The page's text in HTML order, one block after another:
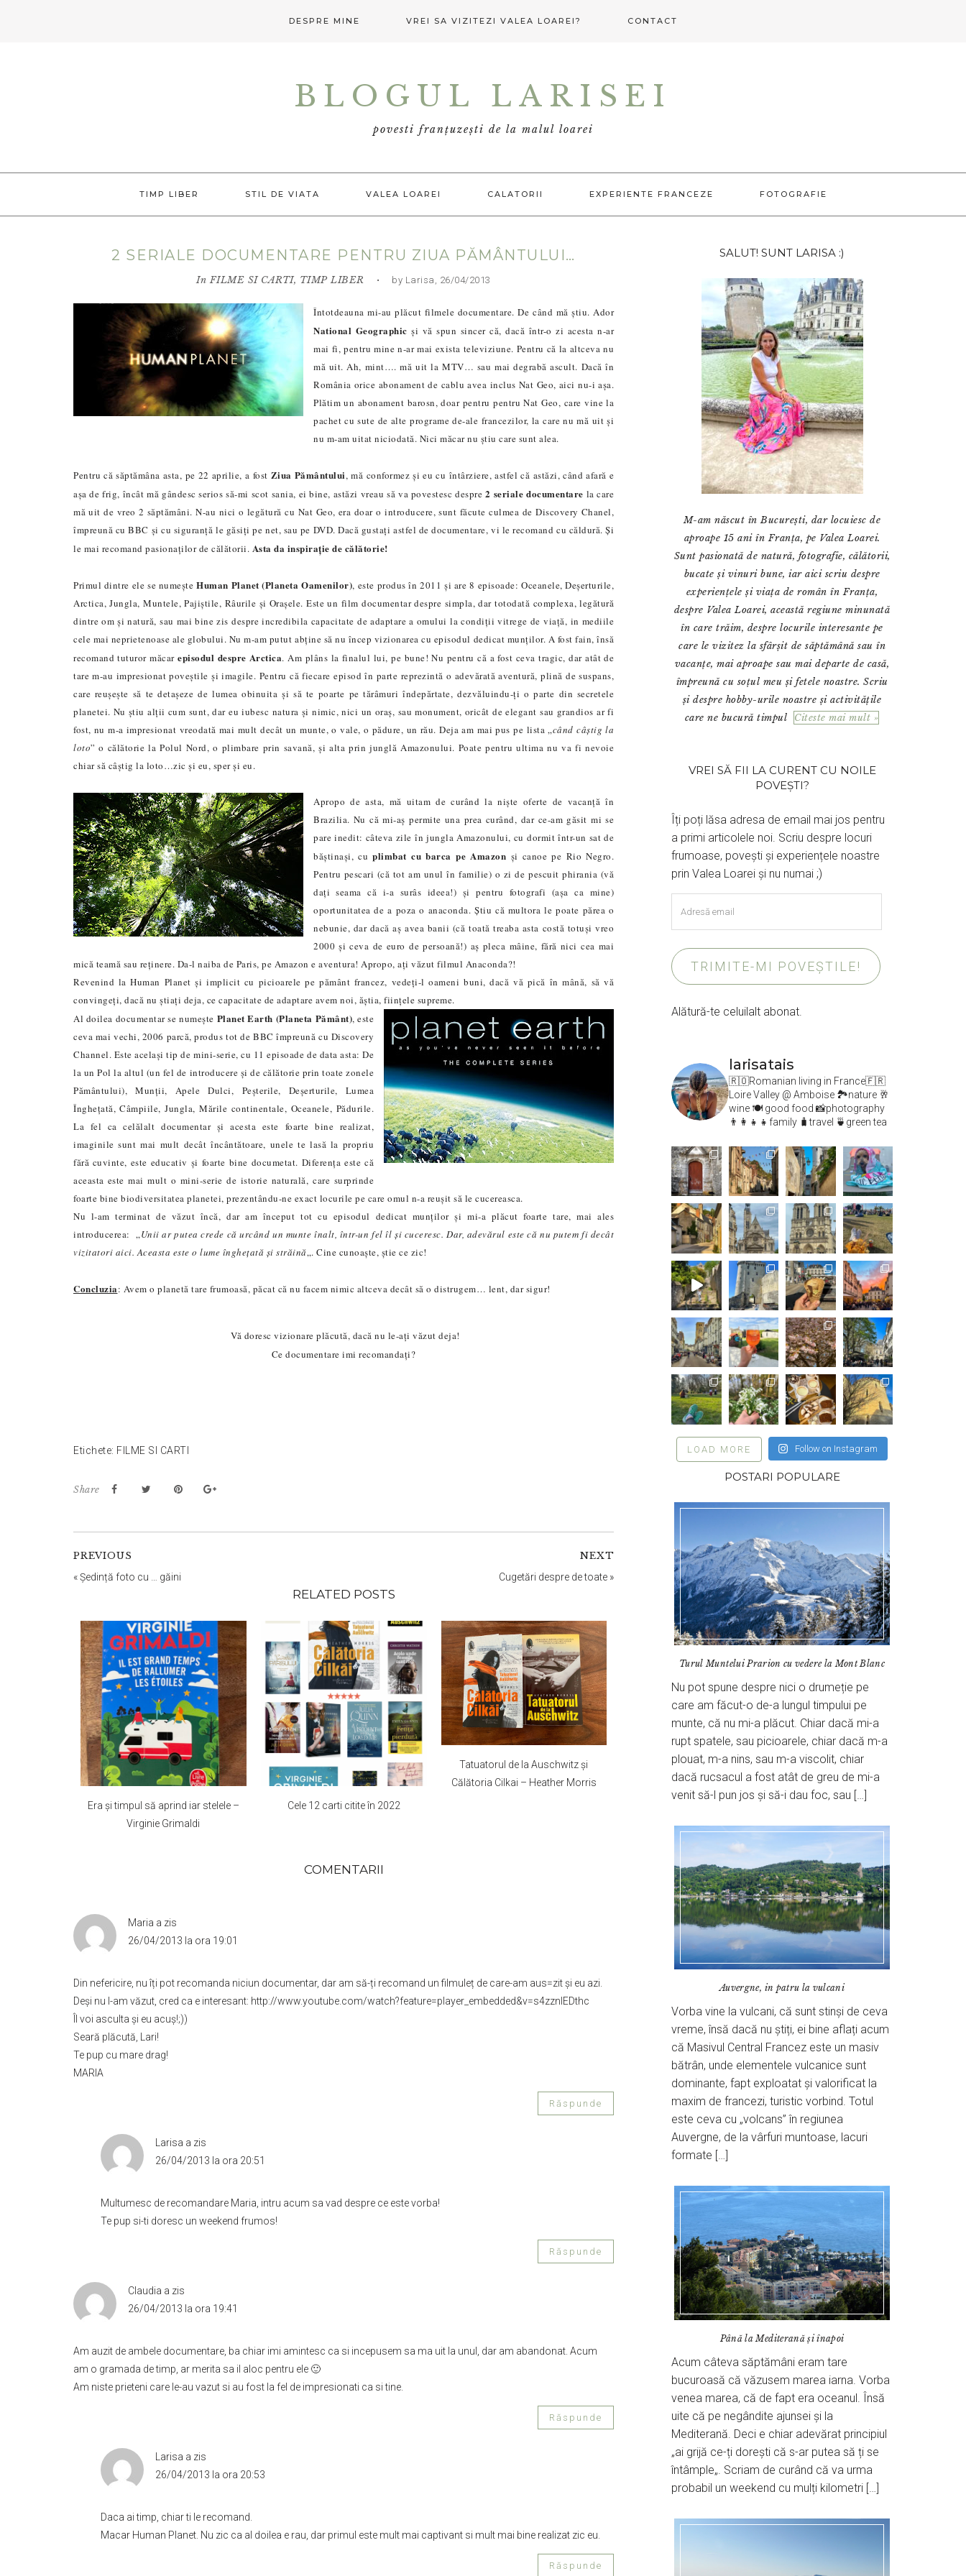
DESPRE MINE VREI SA VIZITEZI VALEA LOAREI? CONTACT
BLOGUL LARISEI
povesti franțuzești de la malul loarei
TIMP LIBER STIL DE VIATA VALEA LOAREI CALATORII EXPERIENTE FRANCEZE FOTOGRAFIE
2 SERIALE DOCUMENTARE PENTRU ZIUA PĂMÂNTULUI…
InFILME SI CARTI, TIMP LIBER • by Larisa, 26/04/2013
Întotdeauna mi-au plăcut filmele documentare. De când mă știu. Ador
National Geographic și vă spun sincer că, dacă într-o zi acesta n-ar
mai fi, pentru mine n-ar mai exista televiziune. Pentru că la altceva nu
mă uit. Ah, mint…. mă uit la MTV… sau mai degrabă ascult. Dacă în
România orice abonament de cablu avea inclus Nat Geo, aici nu-i așa.
Plătim un abonament barosn, doar pentru pentru Nat Geo, care vine la
pachet cu sute de alte programe de-ale francezilor, la care nu mă uit și
nu m-am uitat niciodată. Nici măcar nu știu care sunt alea.
Pentru că săptămâna asta, pe 22 aprilie, a fost Ziua Pământului, mă conformez și eu cu întârziere, astfel că astăzi, când afară e
așa de frig, încât mă gândesc serios să-mi scot sania, ei bine, astăzi vreau să va povestesc despre2 seriale documentare la care
mă uit de vreo 2 săptămâni. N-au nici o legătură cu Nat Geo, era doar o introducere, sunt făcute culmea de Discovery Chanel,
împreună cu BBC și cu siguranță le găsiți pe net, sau pe DVD. Dacă gustați astfel de documentare, vi le recomand cu căldură. Și
le mai recomand pasionaților de călătorii. Asta da inspirație de călătorie!
Primul dintre ele se numeșteHuman Planet (Planeta Oamenilor), este produs în 2011 și are 8 episoade: Oceanele, Deșerturile,
Arctica, Jungla, Muntele, Pajiștile, Râurile și Orașele. Este un film documentar despre simpla, dar totodată complexa, legătură
dintre om și natură, sau mai bine zis despre incredibila capacitate de adaptare a omului la condiții vitrege de viață, in mediile
cele mai neprietenoase ale globului. Nu m-am putut abține să nu încep vizionarea cu episodul dedicat munților. A fost fain, însă
recomand tuturor măcarepisodul despre Arctica. Am plâns la finalul lui, pe bune! Nu pentru că a fost ceva tragic, dar atât de
tare m-au impresionat poveștile și imagile. Pentru că fiecare episod în parte reprezintă o adevărată aventură, plină de suspans,
care reușește să te detașeze de lumea obinuita și să te poarte pe tărâmuriîndepărtate, dezvăluindu-ți o parte din secretele
planetei. Nu știu alții cum sunt, dar eu iubesc natura și nimic, nici un oraș, sau monument, oricât de elegant sau grandios ar fi
fost, nu m-a impresionat vreodată mai mult decât un munte, o vale, o pădure, un rău. Deja am mai pus pe lista „când câștig la
loto” o călătorie la Polul Nord, o plimbare prin savană, și alta prin junglă Amazonului. Poate pentru ultima nu va fi nevoie
chiar să câștig la loto…zic și eu, sper și eu.
Apropo de asta, mă uitam de curând la niște oferte de vacanță în
Brazilia. Nu că mi-aș permite una prea curând, dar ce-am găsit mi se
pare inedit: câteva zile în jungla Amazonului, cu dormit într-un sat de
băștinași, cuplimbat cu barca pe Amazon și canoe pe Rio Negro.
Pentru pescari (că tot am unul în familie) o zi de pescuit phirania (vă
dați seama că i-a surâs ideea!) și pentru fotografi (așa ca mine)
oportunitatea de a poza o anaconda. Știu că multora le poate părea o
nebunie, dar dacă aș avea banii (că toată treaba asta costă totuși vreo
2000 și ceva de euro de persoană!) aș pleca mâine, fără nici cea mai
mică teamă sau reținere. Da-l naiba de Paris, pe Amazon e aventura! Apropo, ați văzut filmul Anaconda?!
Revenind la Human Planet și implicit cu picioarele pe pământ francez, vedeți-l oameni buni, dacă vă pică în mână, să vă
convingeți, dacă nu știați deja, ce capacitate de adaptare avem noi, ăștia, ființele supreme.
Al doilea documentar se numește Planet Earth (Planeta Pământ), este
ceva mai vechi, 2006 parcă, produs tot de BBC împreună cu Discovery
Channel. Este același tip de mini-serie, cu 11 episoade de data asta: De
la un Pol la altul (un fel de introducere și de călătorie prin toate zonele
Pământului), Munții, Apele Dulci, Peșterile, Deșerturile, Lumea
Înghețată, Câmpiile, Jungla, Mările continentale, Oceanele, Pădurile.
La fel ca celălalt documentar și acesta este foarte bine realizat,
imaginile sunt mai mult decât încântătoare, unele te lasă la propriu
fără cuvinte, este educativ și foarte bine documetat. Diferența este că
aceasta este mai mult o mini-serie de istorie naturală, care surprinde
foarte bine biodiversitatea planetei, prezentându-ne exact locurile pe care omul n-a reușit să le cucereasca.
Nu l-am terminat de văzut încă, dar am început tot cu episodul dedicat munților și mi-a plăcut foarte tare, mai ales
introducerea: „Unii ar putea crede că urcând un munte înalt, într-un fel îl și cuceresc. Dar, adevărul este că nu putem fi decât
vizitatori aici. Aceasta este o lume înghețată și străină„. Cine cunoaște, știe ce zic!
Concluzia: Avem o planetă tare frumoasă, păcat că nu facem nimic altceva decât să o distrugem… lent, dar sigur!
Vă doresc vizionare plăcută, dacă nu le-ați văzut deja!
Ce documentare imi recomandați?
Etichete: FILME SI CARTI
Share
PREVIOUS
«Ședință foto cu … găini
NEXT
Cugetări despre de toate »
Reader
Interactions
RELATED POSTS
Era și timpul să aprind iar stelele –
Virginie Grimaldi
Cele 12 carti citite în 2022
Tatuatorul de la Auschwitz și
Călătoria Cilkai – Heather Morris
COMENTARII
Maria a zis
26/04/2013 la ora 19:01
Din nefericire, nu îți pot recomanda niciun documentar, dar am să-ți recomand un filmuleț de care-am aus=zit și eu azi.
Deși nu l-am văzut, cred ca e interesant: http://www.youtube.com/watch?feature=player_embedded&v=s4zznlEDthc
Îl voi asculta și eu acuș!;))
Seară plăcută, Lari!
Te pup cu mare drag!
MARIA
Răspunde
Larisa a zis
26/04/2013 la ora 20:51
Multumesc de recomandare Maria, intru acum sa vad despre ce este vorba!
Te pup si-ti doresc un weekend frumos!
Răspunde
Claudia a zis
26/04/2013 la ora 19:41
Am auzit de ambele documentare, ba chiar imi amintesc ca si incepusem sa ma uit la unul, dar am abandonat. Acum
am o gramada de timp, ar merita sa il aloc pentru ele 🙂
Am niste prieteni care le-au vazut si au fost la fel de impresionati ca si tine.
Răspunde
Larisa a zis
26/04/2013 la ora 20:53
Daca ai timp, chiar ti le recomand.
Macar Human Planet. Nu zic ca al doilea e rau, dar primul este mult mai captivant si mult mai bine realizat zic eu.
Răspunde
principală
SALUT! SUNT LARISA :)
M-am născut în București, dar locuiesc de
aproape 15 ani în Franța, pe Valea Loarei.
Sunt pasionată de natură, fotografie, călătorii,
bucate și vinuri bune, iar aici scriu despre
experiențele și viața de român în Franța,
despre Valea Loarei, această regiune minunată
în care trăim, despre locurile interesante pe
care le vizitez la sfârșit de săptămână sau în
vacanțe, mai aproape sau mai departe de casă,
împreună cu soțul meu și fetele noastre. Scriu
și despre hobby-urile noastre și activitățile
care ne bucură timpul Citeste mai mult »
VREI SĂ FII LA CURENT CU NOILE
POVEȘTI?
Îți poți lăsa adresa de email mai jos pentru
a primi articolele noi. Scriu despre locuri
frumoase, povești și experiențele noastre
prin Valea Loarei și nu numai ;)
email
TRIMITE-MI POVEȘTILE!
Alătură-te celuilalt abonat.
larisatais
🇷🇴Romanian living in France🇫🇷
Loire Valley @ Amboise 🏞️nature 🥂
wine 🍽 good food 📸photography
👨‍👩‍👧‍👧family 🧳travel 🍵green tea
LOAD MORE Follow on Instagram
POSTARI POPULARE
Turul Muntelui Prarion cu vedere la Mont Blanc
Nu pot spune despre nici o drumeție pe
care am făcut-o de-a lungul timpului pe
munte, că nu mi-a plăcut. Chiar dacă mi-a
rupt spatele, sau picioarele, chiar dacă m-a
plouat, m-a nins, sau m-a viscolit, chiar
dacă rucsacul a fost atât de greu de mi-a
venit să-l pun jos și să-i dau foc, sau […]
Auvergne, in patru la vulcani
Vorba vine la vulcani, că sunt stinși de ceva
vreme, însă dacă nu știți, ei bine aflați acum
că Masivul Central Francez este un masiv
bătrân, unde elementele vulcanice sunt
dominante, fapt exploatat și valorificat la
maxim de francezi, turistic vorbind. Totul
este ceva cu „volcans” în regiunea
Auvergne, de la vârfuri muntoase, lacuri
formate […]
Până la Mediterană și înapoi
Acum câteva săptămâni eram tare
bucuroasă că văzusem marea iarna. Vorba
venea marea, că de fapt era oceanul. Însă
uite că pe negândite ajunsei și la
Mediterană. Deci e chiar adevărat principiul
„ai grijă ce-ți dorești că s-ar putea să ți se
întâmple„. Scriam de curând că va urma
probabil un weekend cu mulți kilometri […]